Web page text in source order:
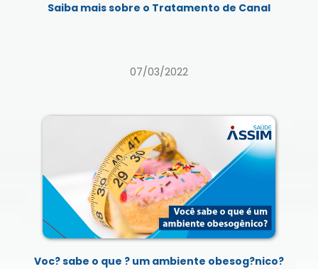
Saiba mais sobre o Tratamento de Canal
07/03/2022
Voc? sabe o que ? um ambiente obesog?nico?